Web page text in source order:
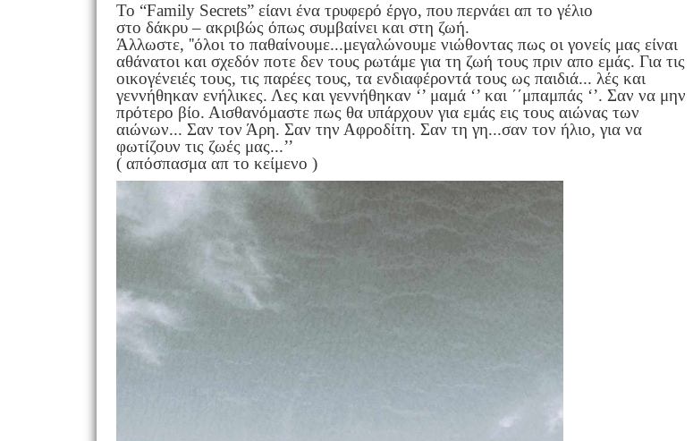
Το “Family Secrets” είανι ένα τρυφερό έργο, που περνάει απ το γέλιο
στο δάκρυ – ακριβώς όπως συμβαίνει και στη ζωή.
Άλλωστε, ''όλοι το παθαίνουμε...μεγαλώνουμε νιώθοντας πως οι γονείς μας είναι
αθάνατοι και σχεδόν ποτε δεν τους ρωτάμε για τη ζωή τους πριν απο εμάς. Για τις
οικογένειές τους, τις παρέες τους, τα ενδιαφέροντά τους ως παιδιά... λές και
γεννήθηκαν ενήλικες. Λες και γεννήθηκαν ‘’ μαμά ‘’ και ΄΄μπαμπάς ‘’. Σαν να μην
πρότερο βίο. Αισθανόμαστε πως θα υπάρχουν για εμάς εις τους αιώνας των
αιώνων... Σαν τον Άρη. Σαν την Αφροδίτη. Σαν τη γη...σαν τον ήλιο, για να
φωτίζουν τις ζωές μας...’’
( απόσπασμα απ το κείμενο )